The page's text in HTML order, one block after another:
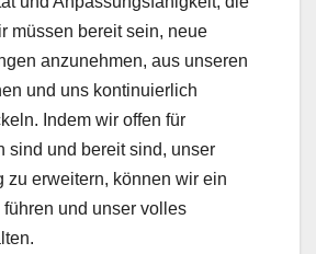
müssen bereit sein, neue
anzunehmen, aus unseren
und uns kontinuierlich
Indem wir offen für
sind und bereit sind, unser
zu erweitern, können wir ein
und unser volles